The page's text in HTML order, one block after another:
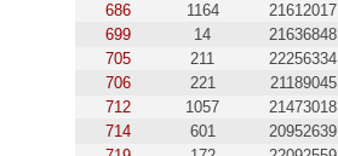
686
1164 21612017
699
14 21636848
705
211 22256334
706
221 21189045
712
1057 21473018
714
601 20952639